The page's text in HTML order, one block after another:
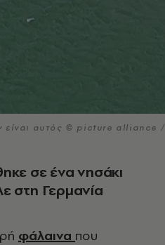
είναι αυτός © picture alliance /
σε ένα νησάκι
στη Γερμανία
φάλαινα που